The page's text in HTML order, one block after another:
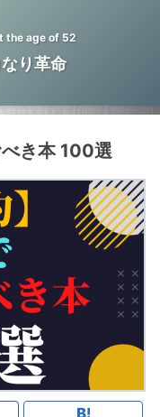
the age of 52
り革命
べき本 100選